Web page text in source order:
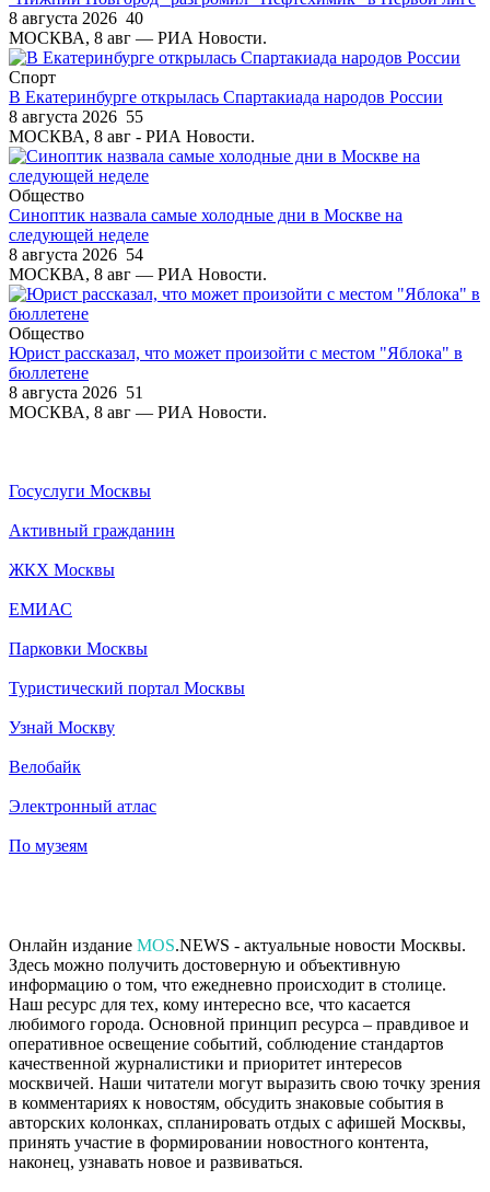
8 августа 2026 40
МОСКВА, 8 авг — РИА Новости.
Спорт
В Екатеринбурге открылась Спартакиада народов России
8 августа 2026 55
МОСКВА, 8 авг - РИА Новости.
Общество
Синоптик назвала самые холодные дни в Москве на
следующей неделе
8 августа 2026 54
МОСКВА, 8 авг — РИА Новости.
Общество
Юрист рассказал, что может произойти с местом "Яблока" в
бюллетене
8 августа 2026 51
МОСКВА, 8 авг — РИА Новости.
Госуслуги Москвы
Активный гражданин
ЖКХ Москвы
ЕМИАС
Парковки Москвы
Туристический портал Москвы
Узнай Москву
Велобайк
Электронный атлас
По музеям
Онлайн издание MOS.NEWS - актуальные новости Москвы.
Здесь можно получить достоверную и объективную
информацию о том, что ежедневно происходит в столице.
Наш ресурс для тех, кому интересно все, что касается
любимого города. Основной принцип ресурса – правдивое и
оперативное освещение событий, соблюдение стандартов
качественной журналистики и приоритет интересов
москвичей. Наши читатели могут выразить свою точку зрения
в комментариях к новостям, обсудить знаковые события в
авторских колонках, спланировать отдых с афишей Москвы,
принять участие в формировании новостного контента,
наконец, узнавать новое и развиваться.